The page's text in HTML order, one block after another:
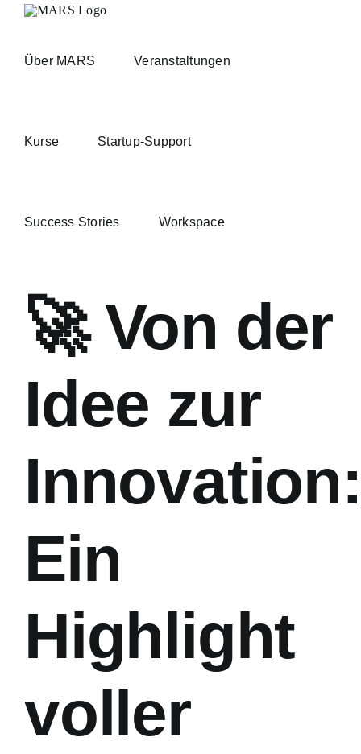
springen
Über MARS Veranstaltungen
Kurse Startup-Support
Success Stories Workspace
🚀 Von der
Idee zur
Ein
Highlight
voller